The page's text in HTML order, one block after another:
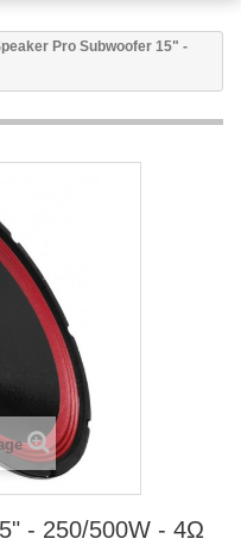
Pro Subwoofer 15" -
- 250/500W - 4Ω